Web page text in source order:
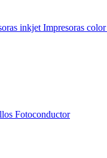
inkjet Impresoras color
Fotoconductor